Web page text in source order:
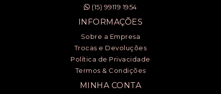
(15) 99119 1954
INFORMAÇÕES
Sobre a Empresa
Trocas e Devoluções
Política de Privacidade
Termos & Condições
MINHA CONTA